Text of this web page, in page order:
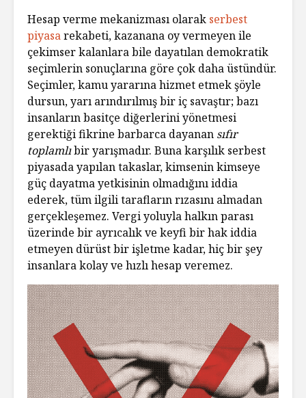
Hesap verme mekanizması olarak serbest
piyasarekabeti, kazanana oy vermeyen ile
çekimser kalanlara bile dayatılan demokratik
seçimlerin sonuçlarına göre çok daha üstündür.
Seçimler, kamu yararına hizmet etmek şöyle
dursun, yarı arındırılmış bir iç savaştır; bazı
insanların basitçe diğerlerini yönetmesi
gerektiği fikrine barbarca dayanan sıfır
toplamlıbir yarışmadır. Buna karşılık serbest
piyasada yapılan takaslar, kimsenin kimseye
güç dayatma yetkisinin olmadığını iddia
ederek, tüm ilgili tarafların rızasını almadan
gerçekleşemez. Vergi yoluyla halkın parası
üzerinde bir ayrıcalık ve keyfi bir hak iddia
etmeyen dürüst bir işletme kadar, hiç bir şey
insanlara kolay ve hızlı hesap veremez.